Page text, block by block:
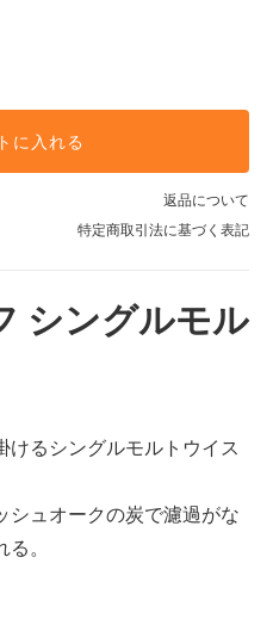
に入れる
返品について
特定商取引法に基づく表記
シングルモル
けるシングルモルトウイス
シュオークの炭で濾過がな
。